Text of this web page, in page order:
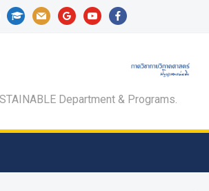
graduation-
cap
mail googleyoutubefacebook
Department & Programs.